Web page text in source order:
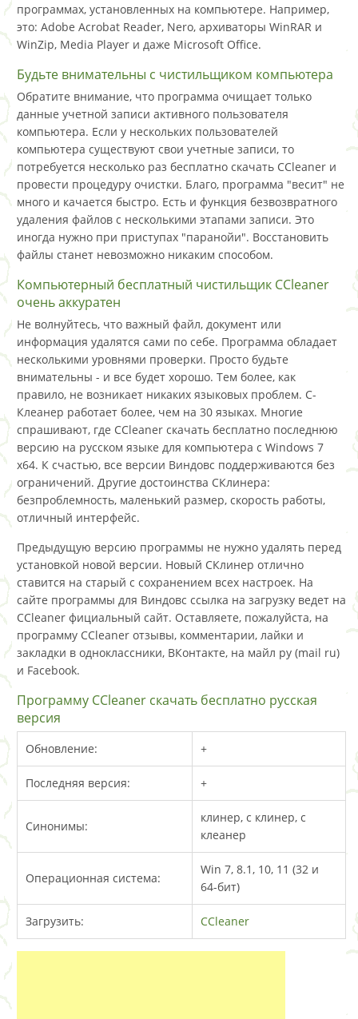
программах, установленных на компьютере. Например,
это: Adobe Acrobat Reader, Nero, архиваторы WinRAR и
WinZip, Media Player и даже Microsoft Office.
Будьте внимательны с чистильщиком компьютера
Обратите внимание, что программа очищает только
данные учетной записи активного пользователя
компьютера. Если у нескольких пользователей
компьютера существуют свои учетные записи, то
потребуется несколько раз бесплатно скачать CCleaner и
провести процедуру очистки. Благо, программа "весит" не
много и качается быстро. Есть и функция безвозвратного
удаления файлов с несколькими этапами записи. Это
иногда нужно при приступах "паранойи". Восстановить
файлы станет невозможно никаким способом.
Компьютерный бесплатный чистильщик CCleaner
очень аккуратен
Не волнуйтесь, что важный файл, документ или
информация удалятся сами по себе. Программа обладает
несколькими уровнями проверки. Просто будьте
внимательны - и все будет хорошо. Тем более, как
правило, не возникает никаких языковых проблем. С-
Клеанер работает более, чем на 30 языках. Многие
спрашивают, где CCleaner скачать бесплатно последнюю
версию на русском языке для компьютера с Windows 7
x64. К счастью, все версии Виндовс поддерживаются без
ограничений. Другие достоинства СКлинера:
безпроблемность, маленький размер, скорость работы,
отличный интерфейс.
Предыдущую версию программы не нужно удалять перед
установкой новой версии. Новый СКлинер отлично
ставится на старый с сохранением всех настроек. На
сайте программы для Виндовс ссылка на загрузку ведет на
CCleaner фициальный сайт. Оставляете, пожалуйста, на
программу CCleaner отзывы, комментарии, лайки и
закладки в одноклассники, ВКонтакте, на майл ру (mail ru)
и Facebook.
Программу CCleaner скачать бесплатно русская
версия
Обновление: +
Последняя версия: +
Синонимы:
клинер, с клинер, с
клеанер
Операционная система:
Win 7, 8.1, 10, 11 (32 и
64-бит)
Загрузить: CCleaner